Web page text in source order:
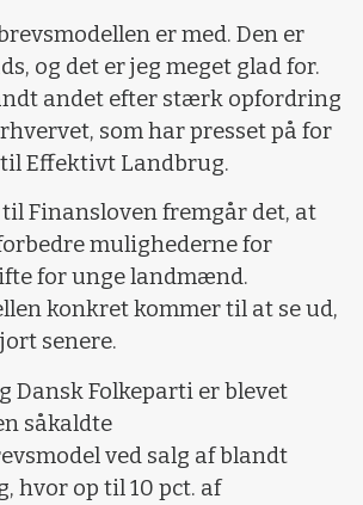
er med. Den er
og det er jeg meget glad for.
andet efter stærk opfordring
som har presset på for
Effektivt Landbrug.
Finansloven fremgår det, at
mulighederne for
for unge landmænd.
konkret kommer til at se ud,
senere.
Dansk Folkeparti er blevet
såkaldte
ved salg af blandt
hvor op til 10 pct. af